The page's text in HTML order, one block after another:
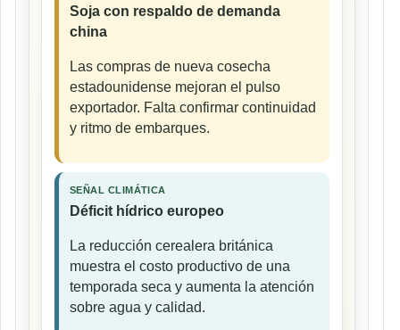
Soja con respaldo de demanda
china
Las compras de nueva cosecha
estadounidense mejoran el pulso
exportador. Falta confirmar continuidad
y ritmo de embarques.
SEÑAL CLIMÁTICA
Déficit hídrico europeo
La reducción cerealera británica
muestra el costo productivo de una
temporada seca y aumenta la atención
sobre agua y calidad.